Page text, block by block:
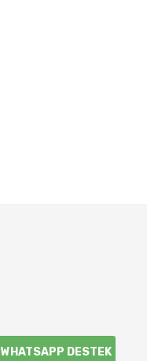
WHATSAPP DESTEK